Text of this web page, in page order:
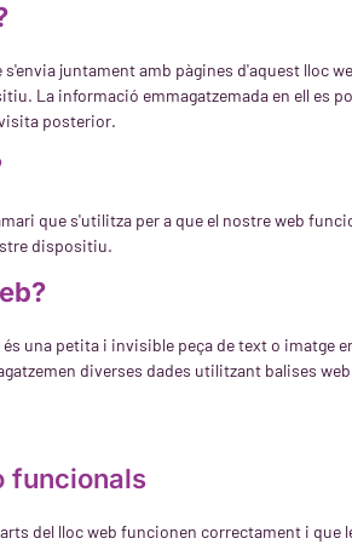
juntament amb pàgines d'aquest lloc
La informació emmagatzemada en ell es
posterior.
que s'utilitza per a que el nostre web
dispositiu.
una petita i invisible peça de text o imatge
diverses dades utilitzant balises
funcionals
del lloc web funcionen correctament i que